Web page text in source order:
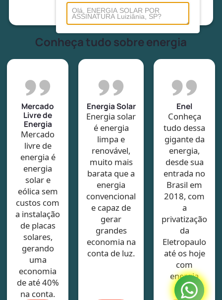
Conheça tudo sobre energia
Mercado
Livre de
Energia
Mercado
livre de
energia é
energia
solar e
eólica sem
custos com
a instalação
de placas
solares,
gerando
uma
economia
de até 40%
na conta.
Energia Solar
Energia solar
é energia
limpa e
renovável,
muito mais
barata que a
energia
convencional
e capaz de
gerar
grandes
economia na
conta de luz.
Enel
Conheça
tudo dessa
gigante da
energia,
desde sua
entrada no
Brasil em
2018, com
a
privatização
da
Eletropaulo
até os hoje
com
energia
solar.